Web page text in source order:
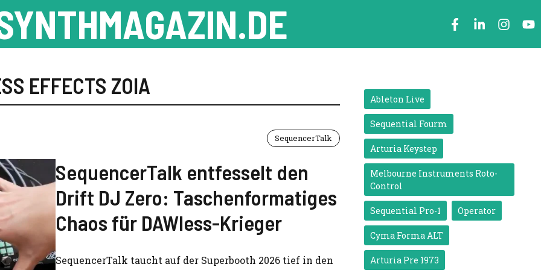
EFFECTS ZOIA
SequencerTalk
SequencerTalk entfesselt den
Drift DJ Zero: Taschenformatiges
Chaos für DAWless-Krieger
SequencerTalk taucht auf der Superbooth 2026 tief in den
Ableton Live
Sequential Fourm
Arturia Keystep
Melbourne Instruments Roto-
Control
Sequential Pro-1 Operator
Cyma Forma ALT
Arturia Pre 1973